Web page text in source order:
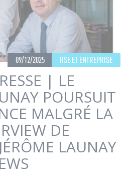
09/12/2025 RSE ET ENTREPRISE
| LE
POURSUIT
MALGRÉ LA
DE
LAUNAY